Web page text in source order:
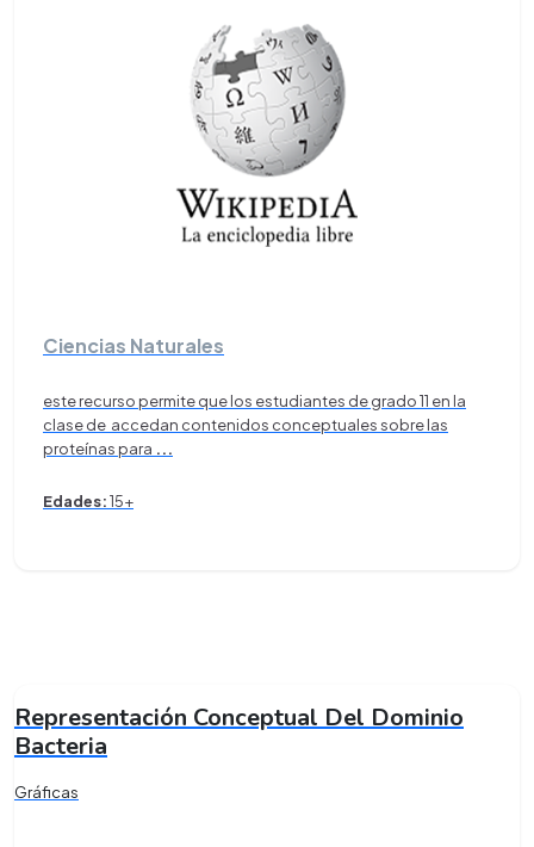
Ciencias Naturales
este recurso permite que los estudiantes de grado 11 en la
clase de accedan contenidos conceptuales sobre las
proteínas para ...
Edades:15+
Representación Conceptual Del Dominio
Bacteria
Gráficas